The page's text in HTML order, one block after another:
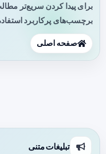
برای پیدا کردن سریع‌تر
برچسب‌های پرکاربرد
صفحه اصلی
تبلیغات متنی